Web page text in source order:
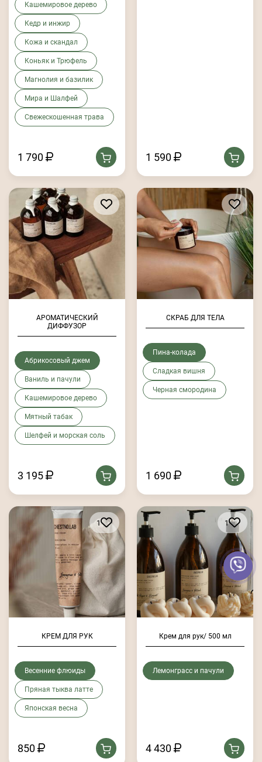
Кашемировое дерево
Кедр и инжир
Кожа и скандал
Коньяк и Трюфель
Магнолия и базилик
Мира и Шалфей
Свежескошенная трава
1 790 1 590
АРОМАТИЧЕСКИЙ
ДИФФУЗОР
Абрикосовый джем
Ваниль и пачули
Кашемировое дерево
Мятный табак
Шелфей и морская соль
3 195
СКРАБ ДЛЯ ТЕЛА
Пина-колада
Сладкая вишня
Черная смородина
1 690
1
КРЕМ ДЛЯ РУК
Весенние флюиды
Пряная тыква латте
Японская весна
850
1
Крем для рук/ 500 мл
Лемонграсс и пачули
4 430